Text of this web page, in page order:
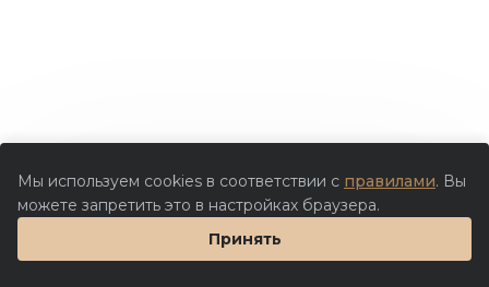
Мы используем cookies в соответствии с правилами. Вы
можете запретить это в настройках браузера.
Принять